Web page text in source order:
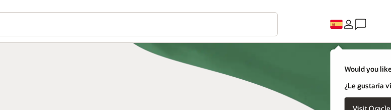
Would you
¿Le gustaría